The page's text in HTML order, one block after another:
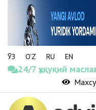
ЎЗ O‘Z RU EN
24/7 ҳуқуқий